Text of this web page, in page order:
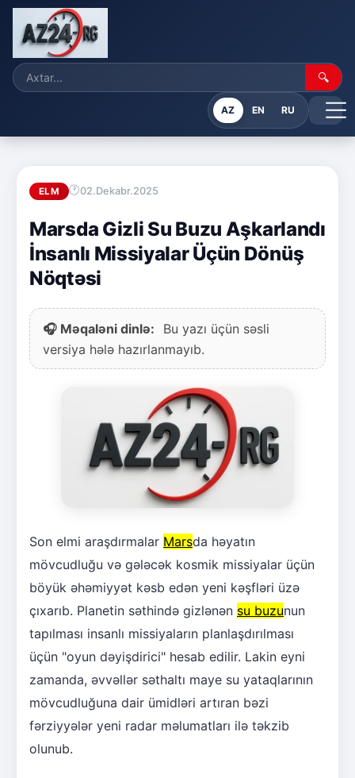
🔍
AZ EN RU
ELM 02.Dekabr.2025
Marsda Gizli Su Buzu Aşkarlandı
İnsanlı Missiyalar Üçün Dönüş
Nöqtəsi
🎧 Məqaləni dinlə:
Bu yazı üçün səsli
versiya hələ hazırlanmayıb.
Son elmi araşdırmalar Marsda həyatın
mövcudluğu və gələcək kosmik missiyalar üçün
böyük əhəmiyyət kəsb edən yeni kəşfləri üzə
çıxarıb. Planetin səthində gizlənən su buzunun
tapılması insanlı missiyaların planlaşdırılması
üçün "oyun dəyişdirici" hesab edilir. Lakin eyni
zamanda, əvvəllər səthaltı maye su yataqlarının
mövcudluğuna dair ümidləri artıran bəzi
fərziyyələr yeni radar məlumatları ilə təkzib
olunub.